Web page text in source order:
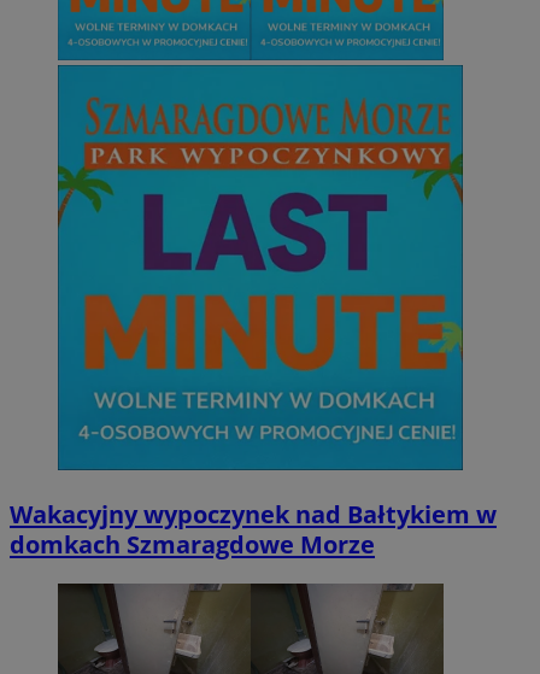
Wakacyjny wypoczynek nad Bałtykiem w
domkach Szmaragdowe Morze